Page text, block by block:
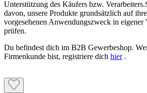
Unterstützung des Käufers bzw.
davon, unsere Produkte grundsätzlich auf
vorgesehenen Anwendungszweck in eigener
prüfen.
Du befindest dich im B2B Gewerbeshop.
Firmenkunde bist, registriere dich hier.